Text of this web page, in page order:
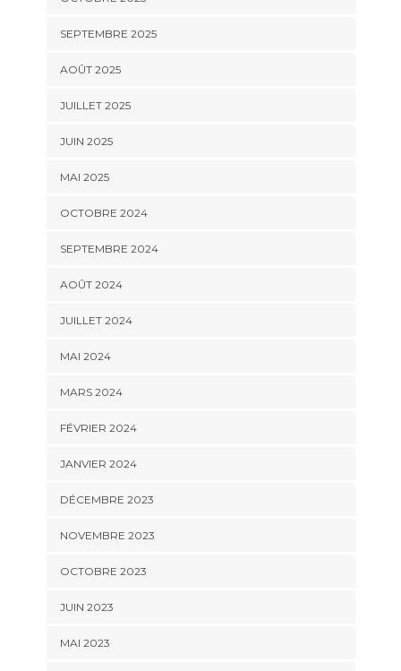
SEPTEMBRE 2025
AOÛT 2025
JUILLET 2025
JUIN 2025
MAI 2025
OCTOBRE 2024
SEPTEMBRE 2024
AOÛT 2024
JUILLET 2024
MAI 2024
MARS 2024
FÉVRIER 2024
JANVIER 2024
DÉCEMBRE 2023
NOVEMBRE 2023
OCTOBRE 2023
JUIN 2023
MAI 2023